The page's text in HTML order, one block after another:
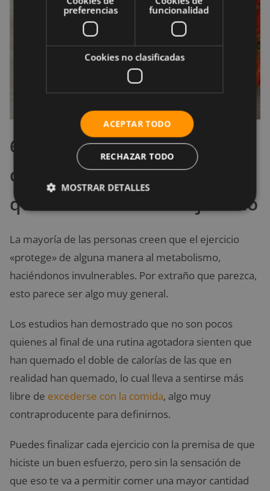
6. Sobreestimar la cantidad
de calorías que
quemamos al hacer ejercicio
La mayoría de las personas creen que el ejercicio
«protege» de alguna manera al metabolismo,
haciéndonos invulnerables. Por extraño que parezca,
esto parece ser algo muy general.
Los estudios han demostrado que no son pocos
quienes al final de una rutina agotadora sienten que
han quemado el doble de calorías de las que en
realidad han quemado, lo cual lleva a sentirse más
libre de excederse con la comida, algo muy
contraproducente para definirnos.
Puedes finalizar cada ejercicio con la premisa de que
hiciste un buen esfuerzo, pero sin la sensación de
que eso te va a permitir comer una mayor cantidad
preferencias
funcionalidad
Cookies no clasificadas
ACEPTAR TODO
RECHAZAR TODO
MOSTRAR DETALLES